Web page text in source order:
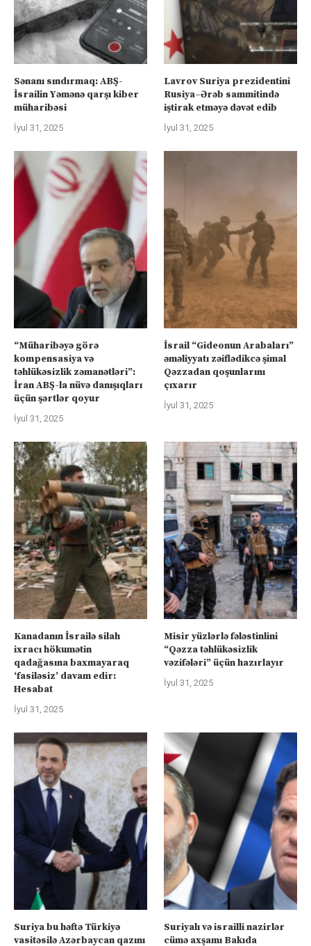
Sənanı sındırmaq: ABŞ-
İsrailin Yəmənə qarşı kiber
müharibəsi
İyul 31, 2025
Lavrov Suriya prezidentini
Rusiya–Ərəb sammitində
iştirak etməyə dəvət edib
İyul 31, 2025
“Müharibəyə görə
kompensasiya və
təhlükəsizlik zəmanətləri”:
İran ABŞ-la nüvə danışıqları
üçün şərtlər qoyur
İyul 31, 2025
İsrail “Gideonun Arabaları”
əməliyyatı zəiflədikcə şimal
Qəzzadan qoşunlarını
çıxarır
İyul 31, 2025
Kanadanın İsrailə silah
ixracı hökumətin
qadağasına baxmayaraq
‘fasiləsiz’ davam edir:
Hesabat
İyul 31, 2025
Misir yüzlərlə fələstinlini
“Qəzza təhlükəsizlik
vəzifələri” üçün hazırlayır
İyul 31, 2025
Suriya bu həftə Türkiyə
vasitəsilə Azərbaycan qazını
Suriyalı və israilli nazirlər
cümə axşamı Bakıda